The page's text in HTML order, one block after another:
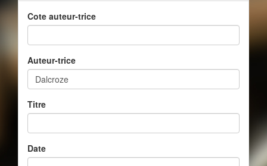
Cote auteur-trice
Auteur-trice
Titre
Date